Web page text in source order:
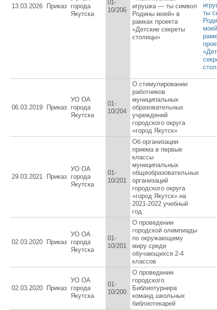
13.03.2026 Приказ
города
Якутска
01-
10/206
игрушка — ты символ
Родины моей» в
рамках проекта
«Детские секреты
столицы»
ты
06.03.2019 Приказ
УО ОА
города
Якутска
01-
10/204
О стимулировании
работников
муниципальных
образовательных
учреждений
городского округа
«город Якутск»
29.03.2021 Приказ
УО ОА
города
Якутска
01-
10/201
Об организации
приема в первые
классы
муниципальных
общеобразовательных
организаций
городского округа
«город Якутск» на
2021-2022 учебный
год
02.03.2020 Приказ
УО ОА
города
Якутска
01-
10/201
О проведении
городской олимпиады
по окружающему
миру среди
обучающихся 2-4
классов
02.03.2020 Приказ
УО ОА
города
Якутска
01-
10/200.
О проведении
городского
Библиотурнира
команд школьных
библиотекарей